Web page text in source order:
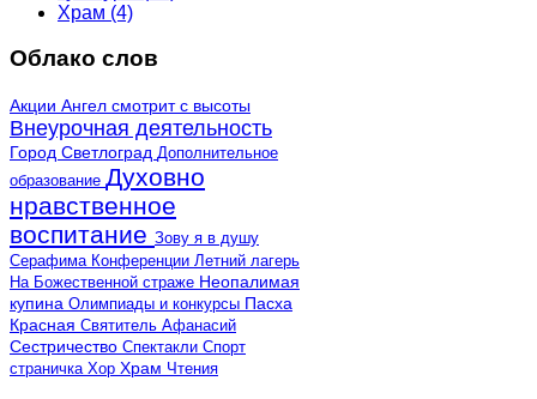
Храм (4)
Облако слов
Акции Ангел смотрит с высоты
Внеурочная деятельность
Город Светлоград Дополнительное
образование Духовно
нравственное
воспитание Зову я в душу
Серафима Конференции Летний лагерь
На Божественной страже Неопалимая
купина Олимпиады и конкурсы Пасха
Красная Святитель Афанасий
Сестричество Спектакли Спорт
страничка Хор Храм Чтения